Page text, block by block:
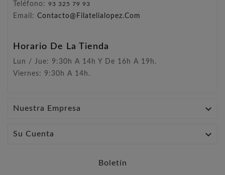
Teléfono: 93 325 79 93
Email: Contacto@filatelialopez.com
Horario De La Tienda
Lun / Jue: 9:30h A 14h Y De 16h A 19h.
Viernes: 9:30h A 14h.
Nuestra Empresa 
Su Cuenta 
Boletín